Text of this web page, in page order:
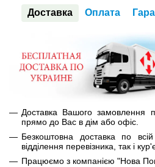
Доставка Оплата
Доставка Вашого замовлення
прямо до Вас в дім або офіс.
Безкоштовна доставка по
відділення перевізника, так і
Працюємо з компанією "Нова